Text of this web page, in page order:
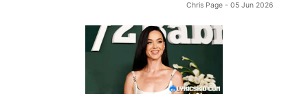
Chris Page - 05 Jun 2026